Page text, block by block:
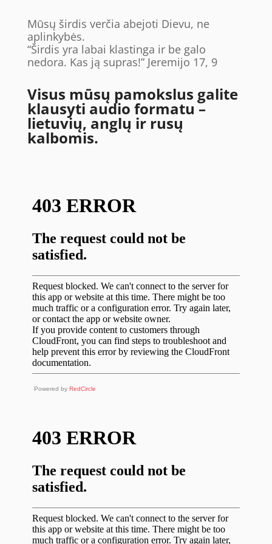
Mūsų širdis verčia abejoti Dievu, ne
aplinkybės.
“Širdis yra labai klastinga ir be galo
nedora. Kas ją supras!” Jeremijo ‭17‬, 9‬ ‭
Visus mūsų pamokslus galite
klausyti audio formatu –
lietuvių, anglų ir rusų
kalbomis.
Powered by RedCircle